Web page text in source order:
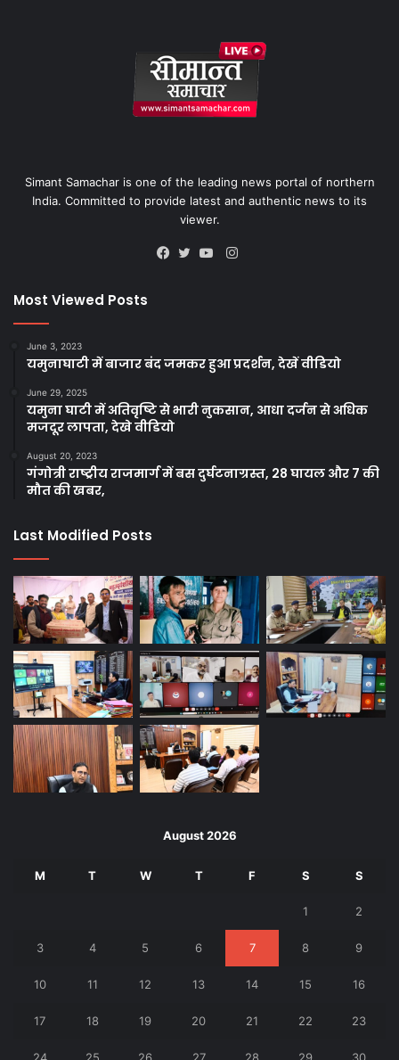
Simant Samachar is one of the leading news portal of northern
India. Committed to provide latest and authentic news to its
viewer.
Instagram
Most Viewed Posts
June 3, 2023
यमुनाघाटी में बाजार बंद जमकर हुआ प्रदर्शन, देखें वीडियो
June 29, 2025
यमुना घाटी में अतिवृष्टि से भारी नुकसान, आधा दर्जन से अधिक
मजदूर लापता, देखे वीडियो
August 20, 2023
गंगोत्री राष्ट्रीय राजमार्ग में बस दुर्घटनाग्रस्त, 28 घायल और 7 की
मौत की खबर,
Last Modified Posts
August 2026
M T W T F S S
1 2
3 4 5 6 7 8 9
10 11 12 13 14 15 16
17 18 19 20 21 22 23